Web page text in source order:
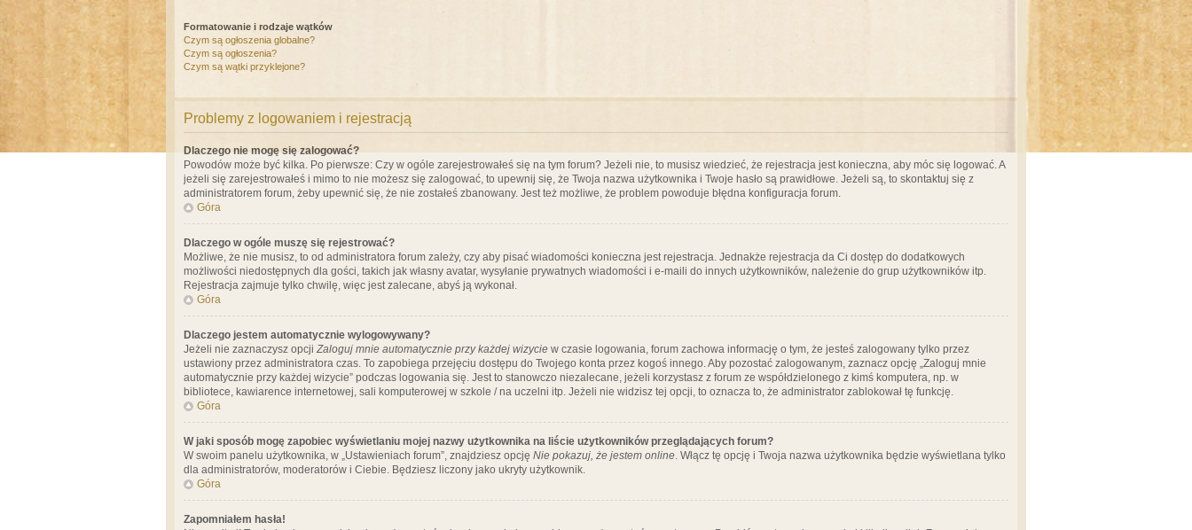
Formatowanie i rodzaje wątków
Czym są ogłoszenia globalne?
Czym są ogłoszenia?
Czym są wątki przyklejone?
Problemy z logowaniem i rejestracją
Dlaczego nie mogę się zalogować?
Powodów może być kilka. Po pierwsze: Czy w ogóle zarejestrowałeś się na tym forum? Jeżeli nie, to musisz wiedzieć, że rejestracja jest konieczna, aby móc się logować. A
jeżeli się zarejestrowałeś i mimo to nie możesz się zalogować, to upewnij się, że Twoja nazwa użytkownika i Twoje hasło są prawidłowe. Jeżeli są, to skontaktuj się z
administratorem forum, żeby upewnić się, że nie zostałeś zbanowany. Jest też możliwe, że problem powoduje błędna konfiguracja forum.
Góra
Dlaczego w ogóle muszę się rejestrować?
Możliwe, że nie musisz, to od administratora forum zależy, czy aby pisać wiadomości konieczna jest rejestracja. Jednakże rejestracja da Ci dostęp do dodatkowych
możliwości niedostępnych dla gości, takich jak własny avatar, wysyłanie prywatnych wiadomości i e-maili do innych użytkowników, należenie do grup użytkowników itp.
Rejestracja zajmuje tylko chwilę, więc jest zalecane, abyś ją wykonał.
Góra
Dlaczego jestem automatycznie wylogowywany?
Jeżeli nie zaznaczysz opcji Zaloguj mnie automatycznie przy każdej wizycie w czasie logowania, forum zachowa informację o tym, że jesteś zalogowany tylko przez
ustawiony przez administratora czas. To zapobiega przejęciu dostępu do Twojego konta przez kogoś innego. Aby pozostać zalogowanym, zaznacz opcję „Zaloguj mnie
automatycznie przy każdej wizycie” podczas logowania się. Jest to stanowczo niezalecane, jeżeli korzystasz z forum ze współdzielonego z kimś komputera, np. w
bibliotece, kawiarence internetowej, sali komputerowej w szkole / na uczelni itp. Jeżeli nie widzisz tej opcji, to oznacza to, że administrator zablokował tę funkcję.
Góra
W jaki sposób mogę zapobiec wyświetlaniu mojej nazwy użytkownika na liście użytkowników przeglądających forum?
W swoim panelu użytkownika, w „Ustawieniach forum”, znajdziesz opcję Nie pokazuj, że jestem online. Włącz tę opcję i Twoja nazwa użytkownika będzie wyświetlana tylko
dla administratorów, moderatorów i Ciebie. Będziesz liczony jako ukryty użytkownik.
Góra
Zapomniałem hasła!